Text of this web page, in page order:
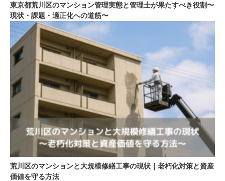
東京都荒川区のマンション管理実態と管理士が果たすべき役割〜
現状・課題・適正化への道筋〜
荒川区のマンションと大規模修繕工事の現状｜老朽化対策と資産
価値を守る方法